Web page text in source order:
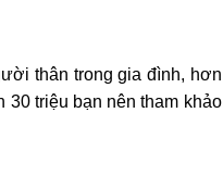
thân trong gia đình, hơn
triệu bạn nên tham khảo